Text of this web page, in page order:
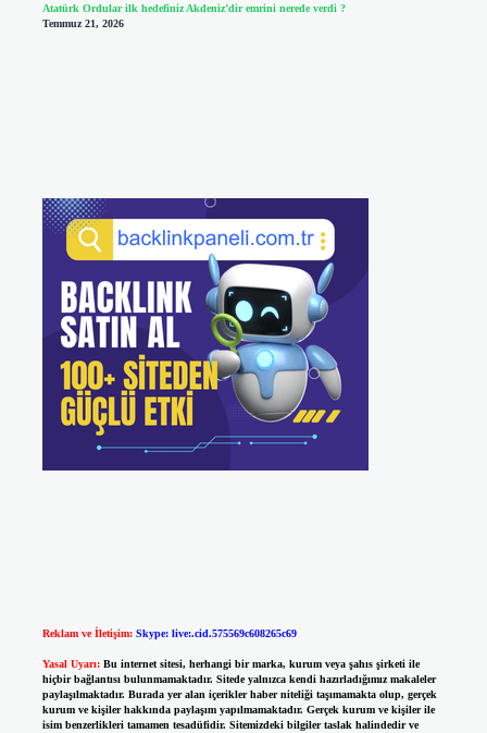
Atatürk Ordular ilk hedefiniz Akdeniz’dir emrini nerede verdi ?
Temmuz 21, 2026
Reklam ve İletişim: Skype: live:.cid.575569c608265c69
Yasal Uyarı: Bu internet sitesi, herhangi bir marka, kurum veya şahıs şirketi ile
hiçbir bağlantısı bulunmamaktadır. Sitede yalnızca kendi hazırladığımız makaleler
paylaşılmaktadır. Burada yer alan içerikler haber niteliği taşımamakta olup, gerçek
kurum ve kişiler hakkında paylaşım yapılmamaktadır. Gerçek kurum ve kişiler ile
isim benzerlikleri tamamen tesadüfidir. Sitemizdeki bilgiler taslak halindedir ve